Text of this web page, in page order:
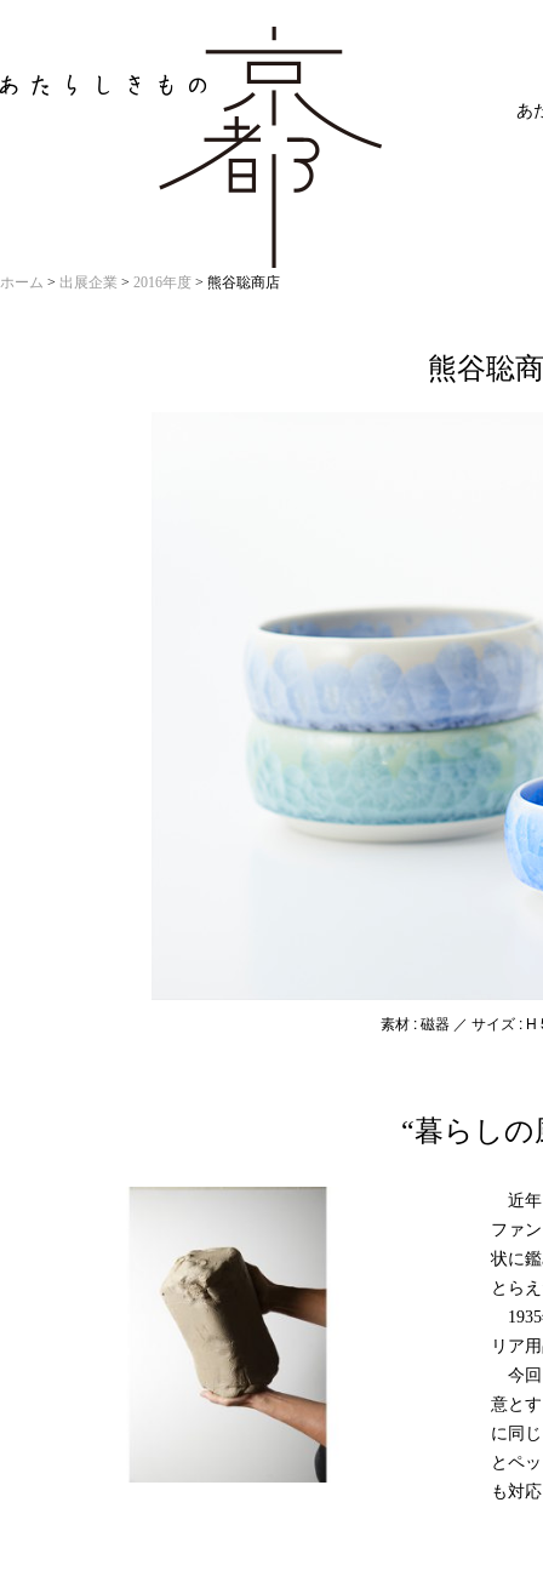
あ
ホーム > 出展企業 > 2016年度 > 熊谷聡商店
熊谷聡
素材 : 磁器 ／ サイズ :
“暮らし
近年
ファ
状に
とら
1935
リア
今回
意と
に同
とペ
も対